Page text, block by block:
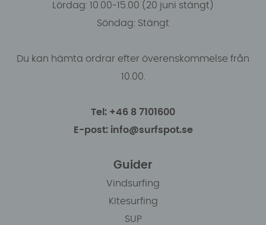
Lördag: 10.00-15.00 (20 juni stängt)
Söndag: Stängt
Du kan hämta ordrar efter överenskommelse från
10.00.
Tel: +46 8 7101600
E-post: info@surfspot.se
Guider
Vindsurfing
Kitesurfing
SUP